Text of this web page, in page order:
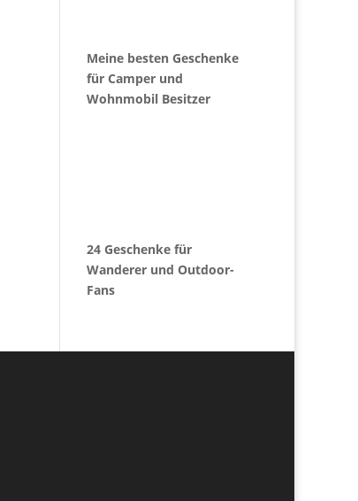
Meine besten Geschenke
für Camper und
Wohnmobil Besitzer
24 Geschenke für
Wanderer und Outdoor-
Fans